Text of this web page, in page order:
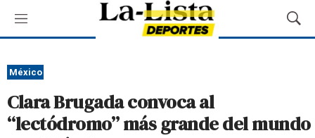
M
e
ú
M
o
r
B
México
Clara Brugada convoca al
“lectódromo” más grande del mundo